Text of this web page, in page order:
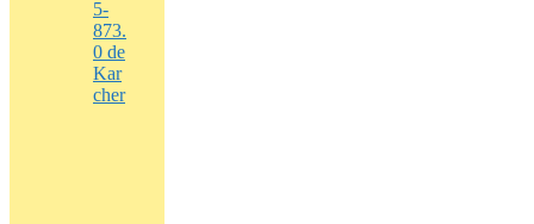
5-
873.
0 de
Kar
cher